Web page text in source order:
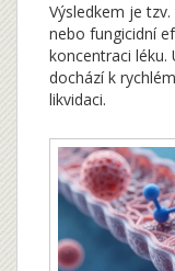
Výsledkem je
nebo fungicidní
koncentraci léku.
dochází k
likvidaci.